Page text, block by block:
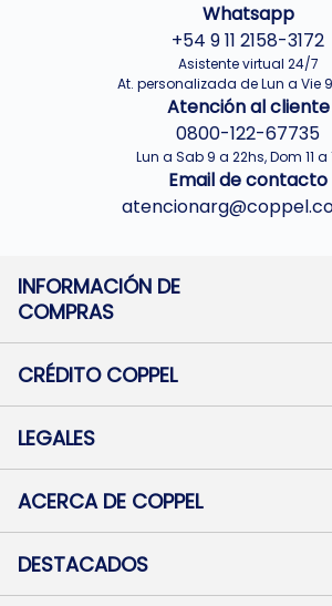
Whatsapp
+54 9 11 2158-3172
Asistente virtual 24/7
At. personalizada de Lun a Vie
Atención al cliente
0800-122-67735
Lun a Sab 9 a 22hs, Dom 11 a
Email de contacto
INFORMACIÓN DE
COMPRAS
Términos y condiciones
Botón de arrepentimiento
Mapa de sitio
CRÉDITO COPPEL
Solicitar Crédito
Medios de Pago
Pago Fácil Online
LEGALES
Baja contratos
Defensa al consumidor CABA
ACERCA DE COPPEL
Trabajá con Nosotros
Preguntas Frecuentes
DESTACADOS